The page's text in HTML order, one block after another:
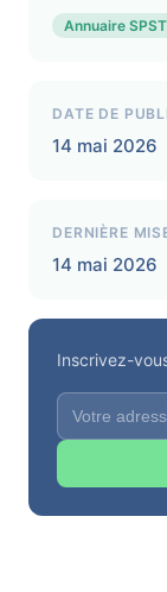
Annuaire
DATE DE
14 mai 2026
DERNIÈRE
14 mai 2026
Inscrivez-